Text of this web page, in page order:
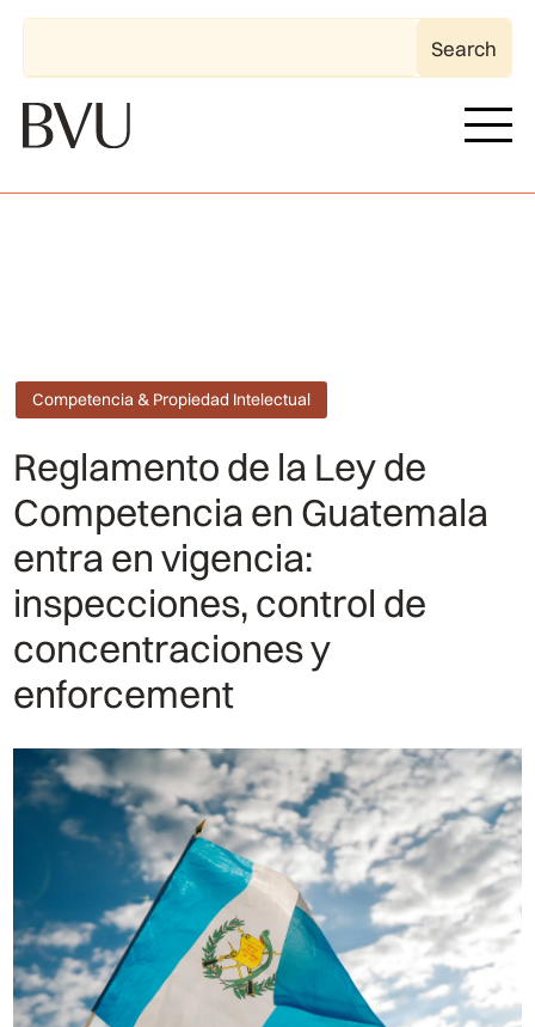
Competencia & Propiedad Intelectual
Reglamento de la Ley de
Competencia en Guatemala
entra en vigencia:
inspecciones, control de
concentraciones y
enforcement